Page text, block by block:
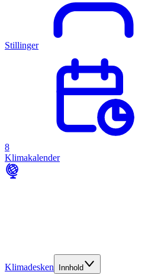
Stillinger
8
Klimakalender
Klimadesken Innhold